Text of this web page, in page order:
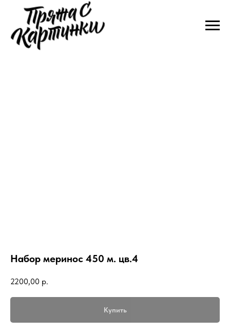
Набор меринос 450 м. цв.4
2200,00 р.
Купить